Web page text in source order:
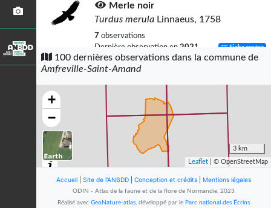
Merle noir
Turdus merula Linnaeus, 1758
7 observations
Dernière observation en 2021 Fiche espèce
Pigeon ramier
Columba palumbusLinnaeus, 1758
Dernière observation en
Pic vert
Picus viridis
Linnaeus, 1758
observations
Hirondelle rustique
100 dernières observations dans la commune de
Amfreville-Saint-Amand
+
−
3 km
Leaflet | © OpenStreetMap
Accueil Site de l'ANBDD Conception et crédits Mentions légales
ODIN - Atlas de la faune et de la flore de Normandie, 2023
Réalisé avec GeoNature-atlas, développé par le Parc national des Écrins